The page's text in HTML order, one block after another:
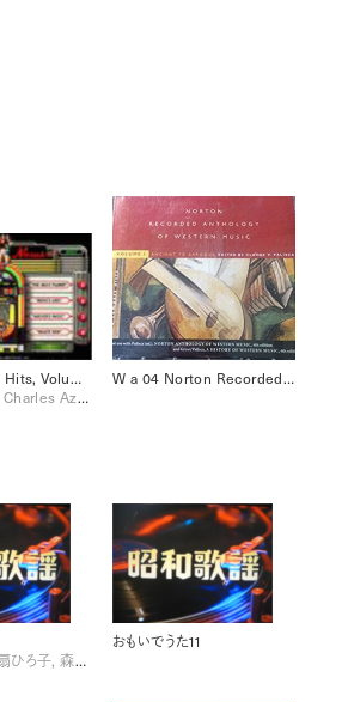
20th Century Hits, Volume One
Bobby Darin, Charles Aznavour, Duke Ellington, Edith Piaf, Fleetwood Mac, Frank Sinatra, Sam Cooke, The Drifters
W a 04 Norton Recorded Anthology of Western Music, Vol. 1 Ancient to Baroque [Disc 4]
ちあきなおみ, 扇ひろ子, 森繁久彌
おもいでうた11